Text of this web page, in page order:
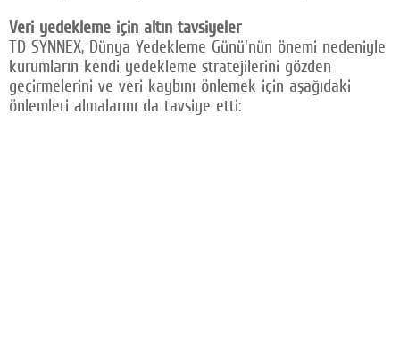
Veri yedekleme için altın tavsiyeler
TD SYNNEX, Dünya Yedekleme Günü'nün önemi nedeniyle
kurumların kendi yedekleme stratejilerini gözden
geçirmelerini ve veri kaybını önlemek için aşağıdaki
önlemleri almalarını da tavsiye etti: